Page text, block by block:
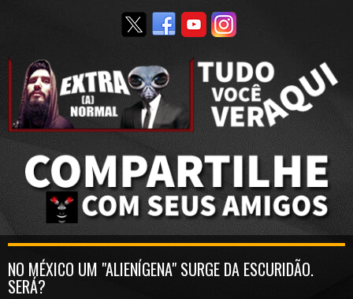
NO MÉXICO UM "ALIENÍGENA" SURGE DA ESCURIDÃO.
SERÁ?